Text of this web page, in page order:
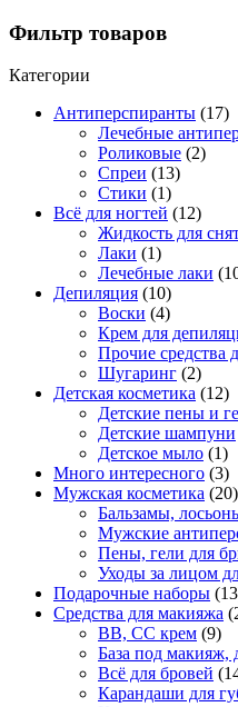
Фильтр товаров
Категории
Антиперспиранты (17)
Лечебные
Роликовые (2)
Спреи (13)
Стики (1)
Всё для ногтей (12)
Жидкость для
Лаки (1)
Лечебные лаки
Депиляция (10)
Воски (4)
Крем для
Прочие средства
Шугаринг (2)
Детская косметика (12)
Детские пены и
Детские шампуни
Детское мыло (1)
Много интересного (3)
Мужская косметика (20)
Бальзамы,
Мужские
Пены, гели для
Уходы за лицом
Подарочные наборы
Средства для макияжа
BB, CC крем (9)
База под макияж,
Всё для бровей
Карандаши для